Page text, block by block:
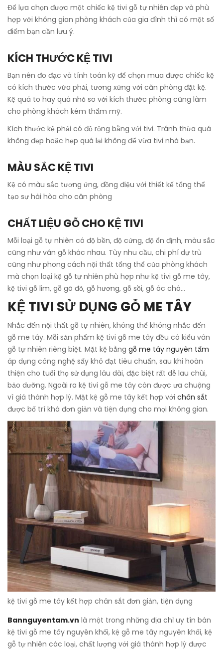
Để lựa chọn được một chiếc kệ tivi gỗ tự nhiên đẹp và phù
hợp với không gian phòng khách của gia đình thì có một số
điểm bạn cần lưu ý.
KÍCH THƯỚC KỆ TIVI
Bạn nên đo đạc và tính toán kỹ để chọn mua được chiếc kệ
có kích thước vừa phải, tương xứng với căn phòng đặt kệ.
Kệ quá to hay quá nhỏ so với kích thước phòng cũng làm
cho phòng khách kém thẩm mỹ.
Kích thước kệ phải có độ rộng bằng với tivi. Tránh thừa quá
không đẹp hoặc hẹp quá lại không để vừa tivi nhà bạn.
MÀU SẮC KỆ TIVI
Kệ có màu sắc tương ứng, đồng điệu với thiết kế tổng thể
tạo sự hài hòa cho căn phòng
CHẤT LIỆU GỖ CHO KỆ TIVI
Mỗi loại gỗ tự nhiên có độ bền, độ cứng, độ ổn định, màu sắc
cũng như vân gỗ khác nhau. Tùy nhu cầu, chi phí dự trù
cũng như phong cách nội thất tổng thể của phòng khách
mà chọn loại kệ gỗ tự nhiên phù hợp như kệ tivi gỗ me tây,
kệ tivi gỗ lim, gỗ gõ đỏ, gỗ hương, gỗ sồi, gỗ óc chó…
KỆ TIVI SỬ DỤNG GỖ ME TÂY
Nhắc đến nội thất gỗ tự nhiên, không thể không nhắc đến
gỗ me tây. Mỗi sản phẩm kệ tivi gỗ me tây đều có kiểu vân
gỗ tự nhiên riêng biệt. Mặt kệ bằng gỗ me tây nguyên tấm
áp dụng công nghệ sấy khô đạt tiêu chuẩn, sau khi hoàn
thiện cho tuổi thọ sử dụng lâu dài, đặc biệt rất dễ lau chùi,
bảo dưỡng. Ngoài ra kệ tivi gỗ me tây còn được ưa chuộng
vì giá thành hợp lý. Mặt kệ gỗ me tây kết hợp với chân sắt
được bố trí khá đơn giản và tiện dụng cho mọi không gian.
kệ tivi gỗ me tây kết hợp chân sắt đơn giản, tiện dụng
Bannguyentam.vn là một trong những địa chỉ uy tín bán
kệ tivi gỗ me tây nguyên khối, kệ gỗ me tây nguyên khối, kệ
gỗ tự nhiên các loại, chất lượng với giá thành hợp lý được